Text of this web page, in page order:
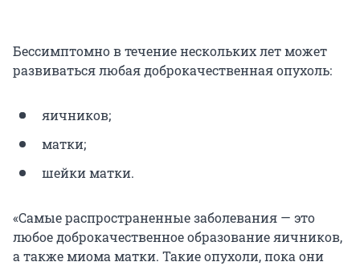
Бессимптомно в течение нескольких лет может
развиваться любая доброкачественная опухоль:
яичников;
матки;
шейки матки.
«Самые распространенные заболевания — это
любое доброкачественное образование яичников,
а также миома матки. Такие опухоли, пока они